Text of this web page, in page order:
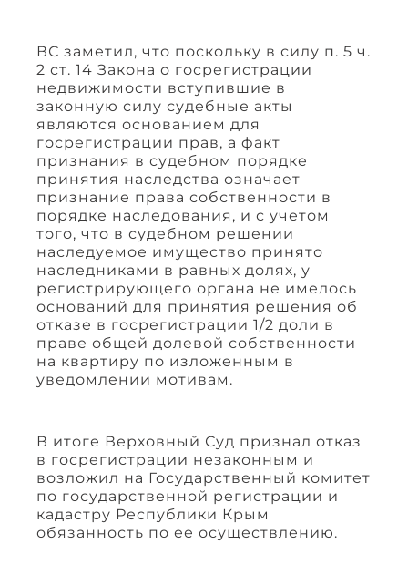
ВС заметил, что поскольку в силу п. 5 ч.
2 ст. 14 Закона о госрегистрации
недвижимости вступившие в
законную силу судебные акты
являются основанием для
госрегистрации прав, а факт
признания в судебном порядке
принятия наследства означает
признание права собственности в
порядке наследования, и с учетом
того, что в судебном решении
наследуемое имущество принято
наследниками в равных долях, у
регистрирующего органа не имелось
оснований для принятия решения об
отказе в госрегистрации 1/2 доли в
праве общей долевой собственности
на квартиру по изложенным в
уведомлении мотивам.
В итоге Верховный Суд признал отказ
в госрегистрации незаконным и
возложил на Государственный комитет
по государственной регистрации и
кадастру Республики Крым
обязанность по ее осуществлению.